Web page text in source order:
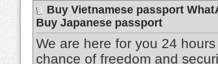
Buy Vietnamese passport
Buy Japanese passport
We are here for you 24
chance of freedom and